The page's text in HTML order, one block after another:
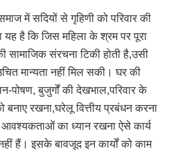
में सदियों से गृहिणी को परिवार की
यह है कि जिस महिला के श्रम पर पूरा
सामाजिक संरचना टिकी होती है,उसी
मान्यता नहीं मिल सकी। घर की
पोषण, बुजुर्गों की देखभाल,परिवार के
रखना,घरेलू वित्तीय प्रबंधन करना
का ध्यान रखना ऐसे कार्य
हैं। इसके बावजूद इन कार्यों को काम